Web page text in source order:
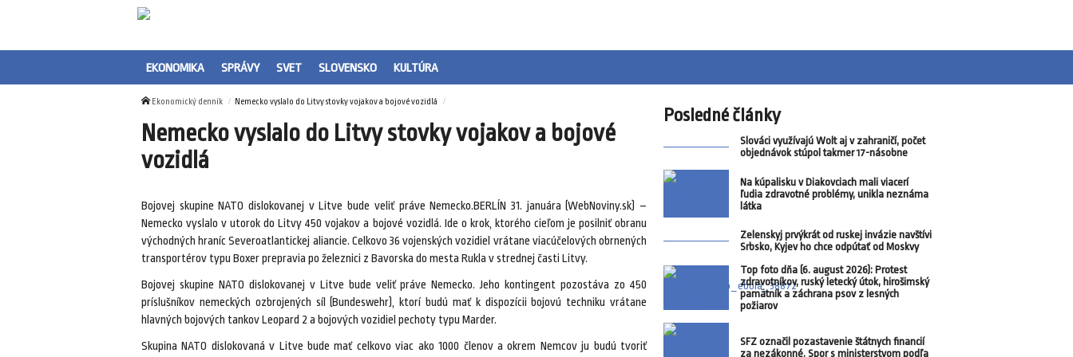
EKONOMIKA SPRÁVY SVET SLOVENSKO KULTÚRA
Ekonomický denník Nemecko vyslalo do Litvy stovky vojakov a bojové vozidlá
Nemecko vyslalo do Litvy stovky vojakov a bojové
vozidlá
Bojovej skupine NATO dislokovanej v Litve bude veliť práve Nemecko.BERLÍN 31. januára (WebNoviny.sk) –
Nemecko vyslalo v utorok do Litvy 450 vojakov a bojové vozidlá. Ide o krok, ktorého cieľom je posilniť obranu
východných hraníc Severoatlantickej aliancie. Celkovo 36 vojenských vozidiel vrátane viacúčelových obrnených
transportérov typu Boxer prepravia po železnici z Bavorska do mesta Rukla v strednej časti Litvy.
Bojovej skupine NATO dislokovanej v Litve bude veliť práve Nemecko. Jeho kontingent pozostáva zo 450
príslušníkov nemeckých ozbrojených síl (Bundeswehr), ktorí budú mať k dispozícii bojovú techniku vrátane
hlavných bojových tankov Leopard 2 a bojových vozidiel pechoty typu Marder.
Skupina NATO dislokovaná v Litve bude mať celkovo viac ako 1000 členov a okrem Nemcov ju budú tvoriť
Posledné články
Slováci využívajú Wolt aj v zahraničí, počet
objednávok stúpol takmer 17-násobne
Na kúpalisku v Diakovciach mali viacerí
ľudia zdravotné problémy, unikla neznáma
látka
Zelenskyj prvýkrát od ruskej invázie navštívi
Srbsko, Kyjev ho chce odpútať od Moskvy
Top foto dňa (6. august 2026): Protest
zdravotníkov, ruský letecký útok, hirošimský
pamätník a záchrana psov z lesných
požiarov
SFZ označil pozastavenie štátnych financií
za nezákonné. Spor s ministerstvom podľa